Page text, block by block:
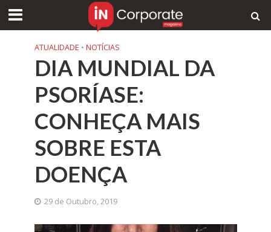
ATUALIDADE • NOTÍCIAS
DIA MUNDIAL DA
PSORÍASE:
CONHEÇA MAIS
SOBRE ESTA
DOENÇA
29 de Outubro, 2019